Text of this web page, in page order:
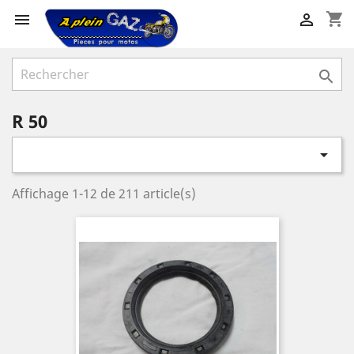
 shopping_cart


R 50

Affichage 1-12 de 211 article(s)